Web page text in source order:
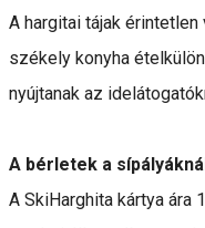
A hargitai tájak
székely konyha
nyújtanak az
A bérletek a
A SkiHarghita kártya ára